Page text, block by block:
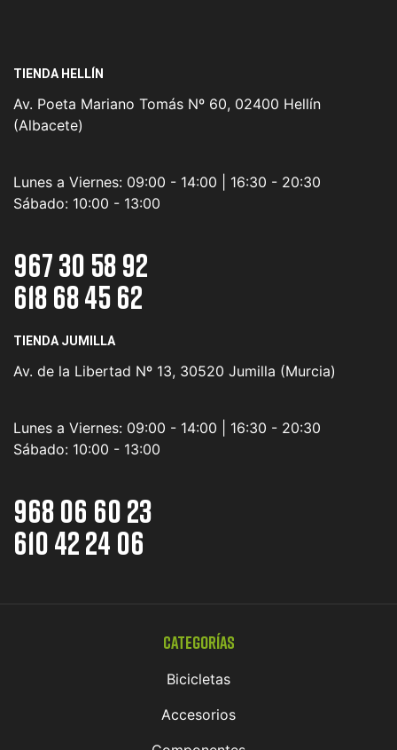
TIENDA HELLÍN
Av. Poeta Mariano Tomás Nº 60, 02400 Hellín
(Albacete)
Lunes a Viernes: 09:00 - 14:00 | 16:30 - 20:30
Sábado: 10:00 - 13:00
967 30 58 92
618 68 45 62
TIENDA JUMILLA
Av. de la Libertad Nº 13, 30520 Jumilla (Murcia)
Lunes a Viernes: 09:00 - 14:00 | 16:30 - 20:30
Sábado: 10:00 - 13:00
968 06 60 23
610 42 24 06
Categorías
Bicicletas
Accesorios